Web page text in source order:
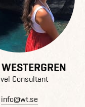
Consultant
info@wt.se